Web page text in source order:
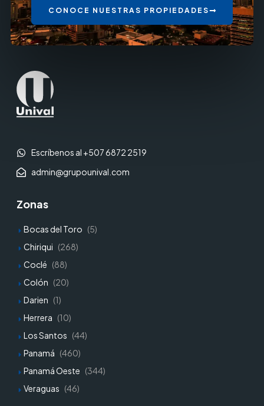
CONOCE NUESTRAS PROPIEDADES
Escríbenos al +507 6872 2519
admin@grupounival.com
Zonas
Bocas del Toro (5)
Chiriqui (268)
Coclé (88)
Colón (20)
Darien (1)
Herrera (10)
Los Santos (44)
Panamá (460)
Panamá Oeste (344)
Veraguas (46)